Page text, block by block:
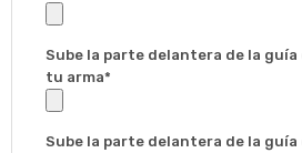
Sube la parte delantera de la
tu arma*
Sube la parte delantera de la